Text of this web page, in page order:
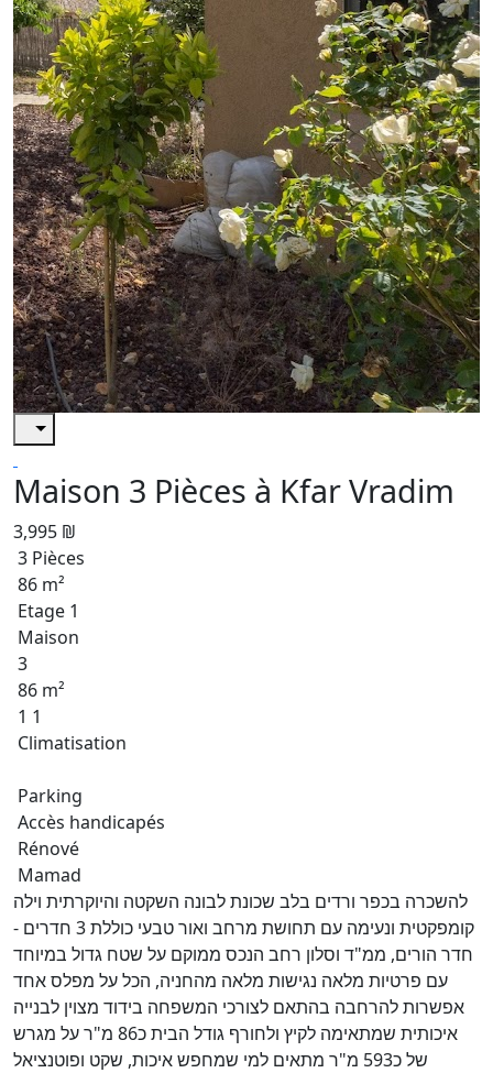
Maison 3 Pièces à Kfar Vradim
3,995 ₪
3 Pièces
86 m²
Etage 1
Maison
3
86 m²
1 1
Climatisation
Parking
Accès handicapés
Rénové
Mamad
להשכרה בכפר ורדים בלב שכונת לבונה השקטה והיוקרתית וילה
קומפקטית ונעימה עם תחושת מרחב ואור טבעי כוללת 3 חדרים -
חדר הורים, ממ"ד וסלון רחב הנכס ממוקם על שטח גדול במיוחד
עם פרטיות מלאה נגישות מלאה מהחניה, הכל על מפלס אחד
אפשרות להרחבה בהתאם לצורכי המשפחה בידוד מצוין לבנייה
איכותית שמתאימה לקיץ ולחורף גודל הבית כ86 מ"ר על מגרש
של כ593 מ"ר מתאים למי שמחפש איכות, שקט ופוטנציאל